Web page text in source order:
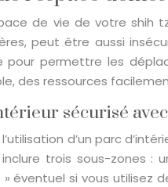
de vie de votre
peut être aussi
pour permettre les
des ressources
sécurisé
l’utilisation d’un parc
trois sous-zones :
éventuel si vous